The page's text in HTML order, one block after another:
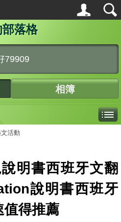
落格
79909
相簿
活動
明書西班牙文翻
說明書西班牙
值得推薦